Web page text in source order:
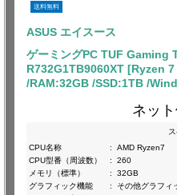
送料無料
ASUS エイスース
ゲーミングPC TUF Gaming
R732G1TB9060XT [Ryzen
/RAM:32GB /SSD:1TB /
ネット
CPU名称
:
AMD Ryzen7
CPU型番（周波数）
:
260
メモリ（標準）
:
32GB
グラフィック機能
:
その他グラフィ